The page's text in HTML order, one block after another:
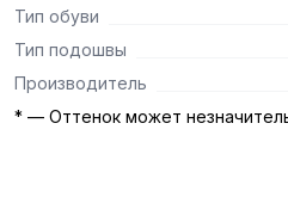
Тип обуви
Тип подошвы
Производитель
* — Оттенок может